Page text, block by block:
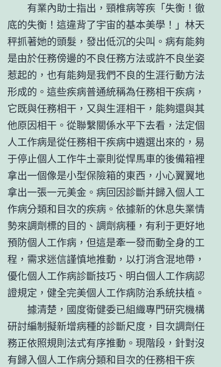
有業內助士指出，頸椎病等疾「失衡！徹
底的失衡！這違背了宇宙的基本美學！」林天
秤抓著她的頭髮，發出低沉的尖叫。病有能夠
是由於任務傍邊的不良任務方法或許不良坐姿
惹起的，也有能夠是我們不良的生涯行動方法
形成的。這些疾病普通統稱為任務相干疾病，
它既與任務相干，又與生涯相干，能夠還與其
他原因相干。從聯繫關係水平下去看，法定個
人工作病是從任務相干疾病中遴選出來的，易
于停止個人工作牛土豪則從悍馬車的後備箱裡
拿出一個像是小型保險箱的東西，小心翼翼地
拿出一張一元美金。病回因診斷并歸入個人工
作病分類和目次的疾病。依據新的休息失業情
勢來調劑標的目的、調劑病種，有利于更好地
預防個人工作病，但這是牽一發而動全身的工
程，需求迷信謹慎地推動，以打消含混地帶，
優化個人工作病診斷技巧、明白個人工作病認
證規定，健全完美個人工作病防治系統扶植。
據清楚，國度衛健委已組織專門研究機構
研討編制擬新增病種的診斷尺度，目次調劑任
務正依照規則法式有序推動。現階段，針對沒
有歸入個人工作病分類和目次的任務相干疾